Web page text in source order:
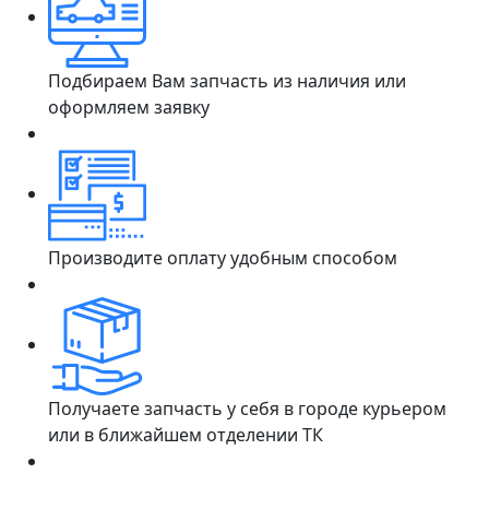
Подбираем Вам запчасть из наличия или
оформляем заявку
Производите оплату удобным способом
Получаете запчасть у себя в городе курьером
или в ближайшем отделении ТК